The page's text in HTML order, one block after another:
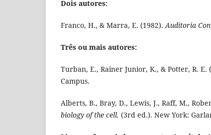
Dois autores:
Franco, H., & Marra, E. (1982). Auditoria
Três ou mais autores:
Turban, E., Rainer Junior, K., & Potter, R. E.
Campus.
Alberts, B., Bray, D., Lewis, J., Raff, M.,
biology of the cell. (3rd ed.). New York: